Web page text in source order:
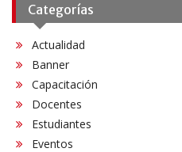
Categorías
Actualidad
Banner
Capacitación
Docentes
Estudiantes
Eventos